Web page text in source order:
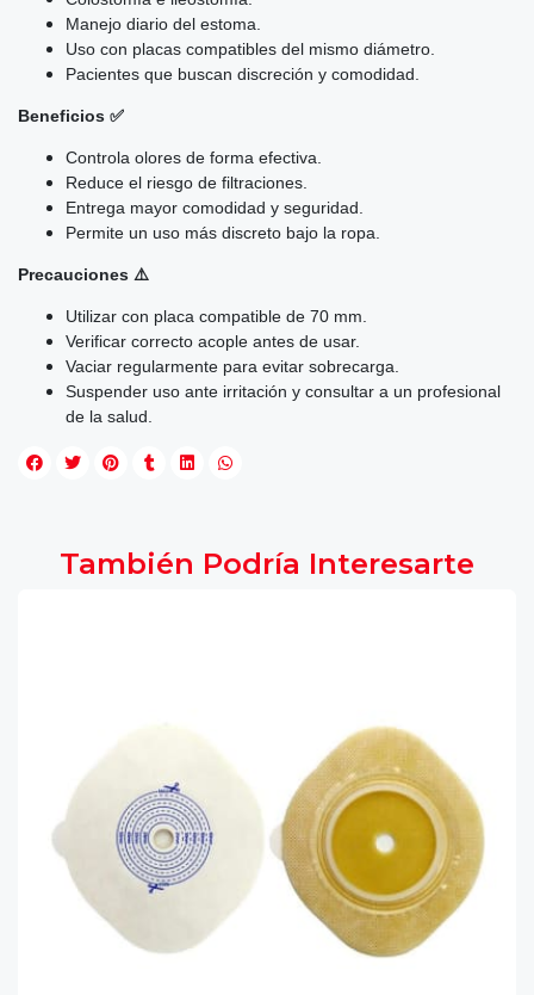
Manejo diario del estoma.
Uso con placas compatibles del mismo diámetro.
Pacientes que buscan discreción y comodidad.
Beneficios ✅
Controla olores de forma efectiva.
Reduce el riesgo de filtraciones.
Entrega mayor comodidad y seguridad.
Permite un uso más discreto bajo la ropa.
Precauciones ⚠️
Utilizar con placa compatible de 70 mm.
Verificar correcto acople antes de usar.
Vaciar regularmente para evitar sobrecarga.
Suspender uso ante irritación y consultar a un profesional
de la salud.
También Podría Interesarte